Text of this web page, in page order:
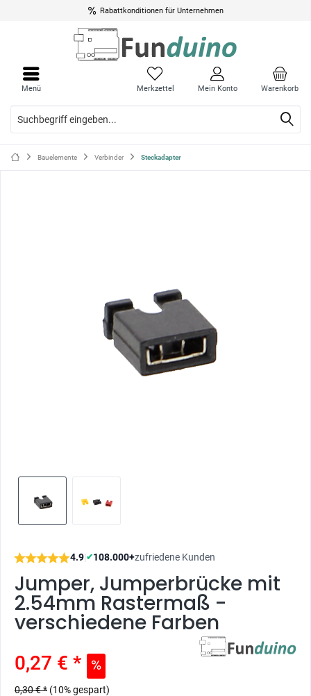
Rabattkonditionen für Unternehmen
Warenkorb
Merkzettel Mein Konto
Menü
Bauelemente Verbinder Steckadapter
4.9|✔108.000+zufriedene Kunden
Jumper, Jumperbrücke mit
2.54mm Rastermaß -
verschiedene Farben
0,27 € *
0,30 € * (10% gespart)